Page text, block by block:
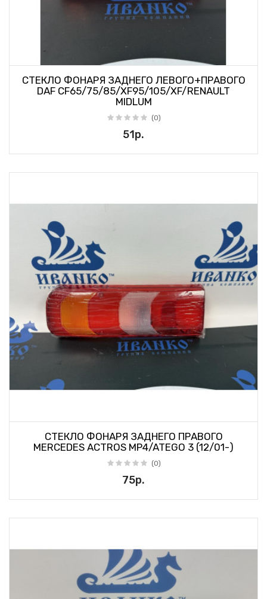
СТЕКЛО ФОНАРЯ ЗАДНЕГО ЛЕВОГО+ПРАВОГО
DAF CF65/75/85/XF95/105/XF/RENAULT
MIDLUM
(0)
51р.
СТЕКЛО ФОНАРЯ ЗАДНЕГО ПРАВОГО
MERCEDES ACTROS MP4/ATEGO 3 (12/01-)
(0)
75р.